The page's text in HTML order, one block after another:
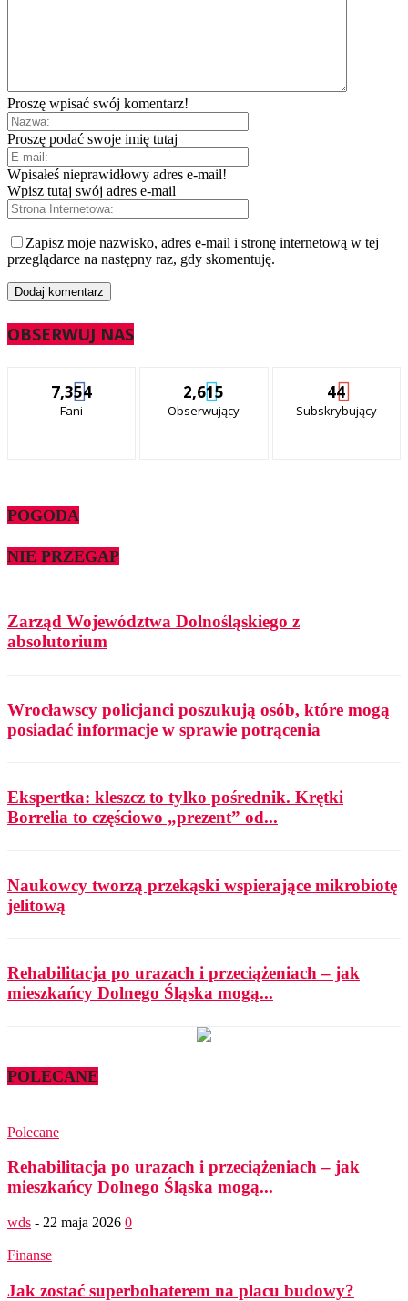
Proszę wpisać swój komentarz!
Proszę podać swoje imię tutaj
Wpisałeś nieprawidłowy adres e-mail!
Wpisz tutaj swój adres e-mail
Zapisz moje nazwisko, adres e-mail i stronę internetową w tej
przeglądarce na następny raz, gdy skomentuję.
OBSERWUJ NAS
7,354
Fani
2,615
Obserwujący
44
Subskrybujący
POGODA
NIE PRZEGAP
Zarząd Województwa Dolnośląskiego z
absolutorium
Wrocławscy policjanci poszukują osób, które mogą
posiadać informacje w sprawie potrącenia
Ekspertka: kleszcz to tylko pośrednik. Krętki
Borrelia to częściowo „prezent” od...
Naukowcy tworzą przekąski wspierające mikrobiotę
jelitową
Rehabilitacja po urazach i przeciążeniach – jak
mieszkańcy Dolnego Śląska mogą...
POLECANE
Polecane
Rehabilitacja po urazach i przeciążeniach – jak
mieszkańcy Dolnego Śląska mogą...
wds - 22 maja 2026 0
Finanse
Jak zostać superbohaterem na placu budowy?